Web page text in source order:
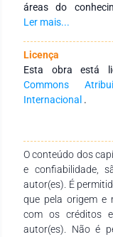
áreas do
Educação
integrar ações
internacionais,
a formação
realizado por
conhecimentos
nossa gratidão
dedicação no
Esperamos que
pedagógico valioso
níveis de ensino, e
Ler mais...
Licença
Esta obra está
Commons
Internacional .
O conteúdo dos
e confiabilidade,
autor(es). É
que pela origem e
com os créditos
autor(es). Não é